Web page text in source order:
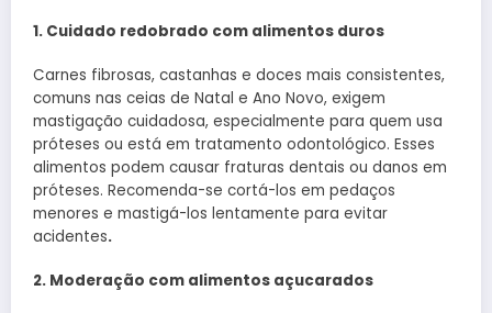
1. Cuidado redobrado com alimentos duros
Carnes fibrosas, castanhas e doces mais consistentes,
comuns nas ceias de Natal e Ano Novo, exigem
mastigação cuidadosa, especialmente para quem usa
próteses ou está em tratamento odontológico. Esses
alimentos podem causar fraturas dentais ou danos em
próteses. Recomenda-se cortá-los em pedaços
menores e mastigá-los lentamente para evitar
acidentes.
2. Moderação com alimentos açucarados